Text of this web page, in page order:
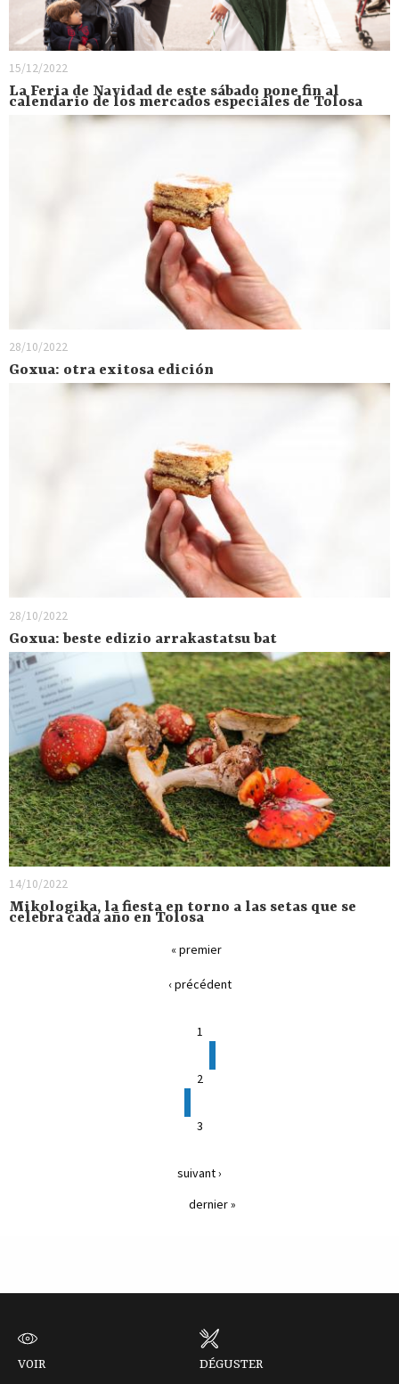
15/12/2022
La Feria de Navidad de este sábado pone fin al
calendario de los mercados especiales de Tolosa
28/10/2022
Goxua: otra exitosa edición
28/10/2022
Goxua: beste edizio arrakastatsu bat
14/10/2022
Mikologika, la fiesta en torno a las setas que se
celebra cada año en Tolosa
« premier
‹ précédent
1
2
3
suivant ›
dernier »
VOIR DÉGUSTER